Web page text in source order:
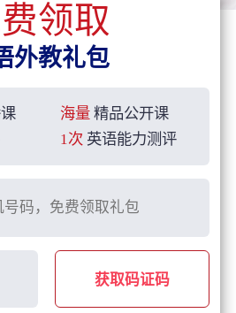
领取
外教礼包
海量 精品公开课
1次 英语能力测评
获取码证码